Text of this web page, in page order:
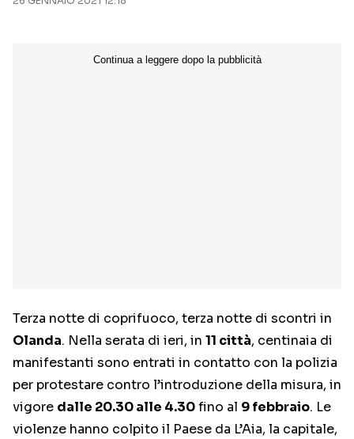
Terza notte di coprifuoco, terza notte di scontri in
Olanda. Nella serata di ieri, in 11 città, centinaia di
manifestanti sono entrati in contatto con la polizia
per protestare contro l’introduzione della misura, in
vigore dalle 20.30 alle 4.30fino al 9 febbraio. Le
violenze hanno colpito il Paese da L’Aia, la capitale,